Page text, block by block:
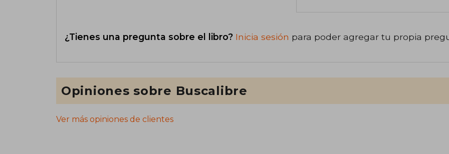
¿Tienes una pregunta sobre el libro? Inicia sesión para poder agregar tu propia
Opiniones sobre Buscalibre
Ver más opiniones de clientes